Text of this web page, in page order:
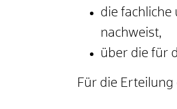
die
nachweist,
über die für
Für die